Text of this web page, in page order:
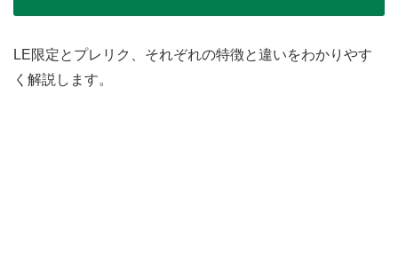
LE限定とプレリク、それぞれの特徴と違いをわかりやす
く解説します。